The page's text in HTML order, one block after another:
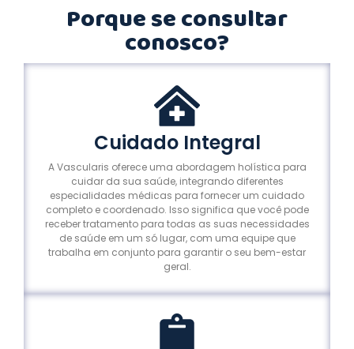
Porque se consultar
conosco?
Cuidado Integral
A Vascularis oferece uma abordagem holística para
cuidar da sua saúde, integrando diferentes
especialidades médicas para fornecer um cuidado
completo e coordenado. Isso significa que você pode
receber tratamento para todas as suas necessidades
de saúde em um só lugar, com uma equipe que
trabalha em conjunto para garantir o seu bem-estar
geral.